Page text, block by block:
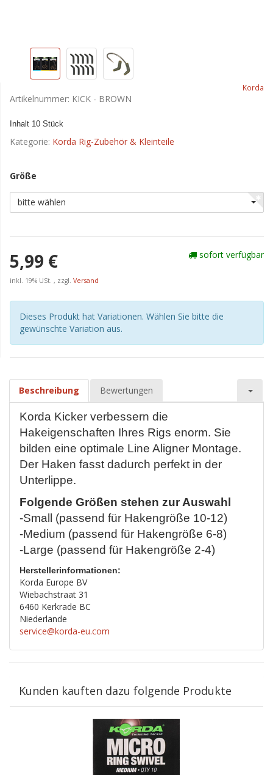
Korda
Artikelnummer: KICK - BROWN
Inhalt 10 Stück
Kategorie: Korda Rig-Zubehör & Kleinteile
Größe
bitte wählen
5,99 €
inkl. 19% USt. , zzgl. Versand
sofort verfügbar
Dieses Produkt hat Variationen. Wählen Sie bitte die
gewünschte Variation aus.
Beschreibung Bewertungen
Korda Kicker verbessern die
Hakeigenschaften Ihres Rigs enorm. Sie
bilden eine optimale Line Aligner Montage.
Der Haken fasst dadurch perfekt in der
Unterlippe.
Folgende Größen stehen zur Auswahl
-Small (passend für Hakengröße 10-12)
-Medium (passend für Hakengröße 6-8)
-Large (passend für Hakengröße 2-4)
Herstellerinformationen:
Korda Europe BV
Wiebachstraat 31
6460 Kerkrade BC
Niederlande
service@korda-eu.com
Kunden kauften dazu folgende Produkte